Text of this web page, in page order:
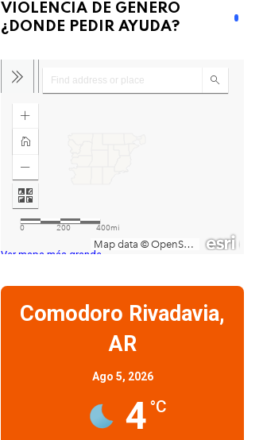
VIOLENCIA DE GENERO
¿DONDE PEDIR AYUDA?
Ver mapa más grande
Comodoro Rivadavia,
AR
Ago 5, 2026
4 °C